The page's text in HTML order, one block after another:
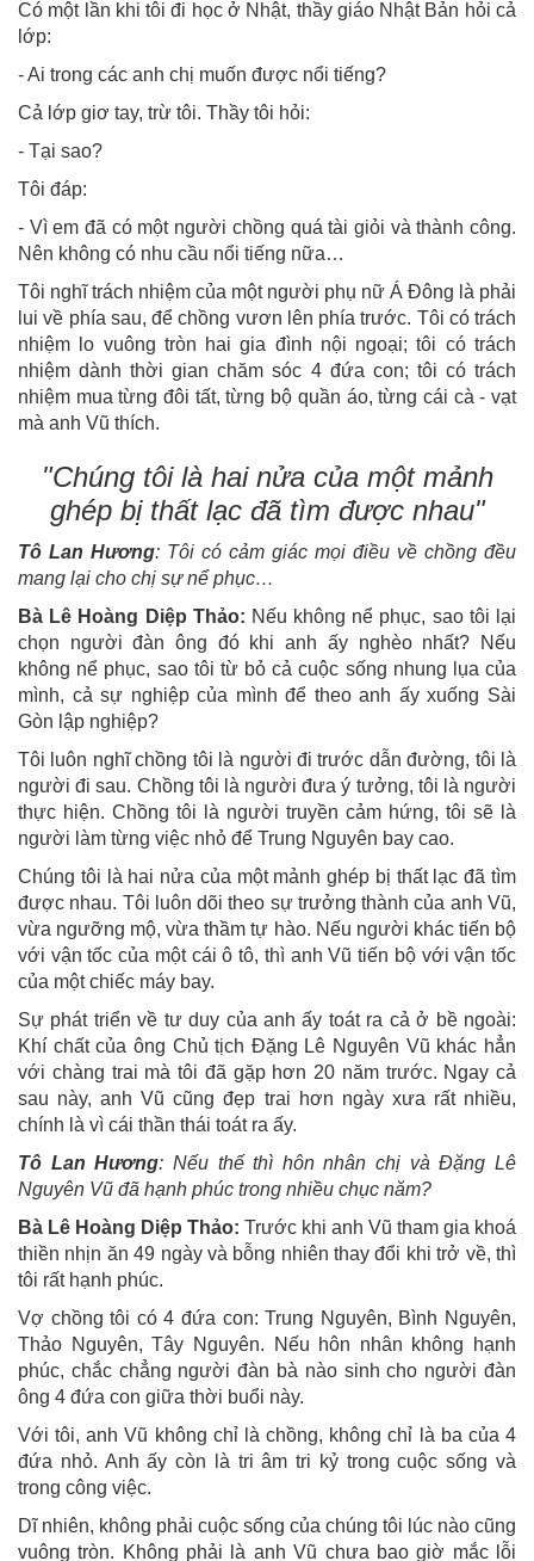
Có một lần khi tôi đi học ở Nhật, thầy giáo Nhật Bản hỏi cả
lớp:
- Ai trong các anh chị muốn được nổi tiếng?
Cả lớp giơ tay, trừ tôi. Thầy tôi hỏi:
- Tại sao?
Tôi đáp:
- Vì em đã có một người chồng quá tài giỏi và thành công.
Nên không có nhu cầu nổi tiếng nữa…
Tôi nghĩ trách nhiệm của một người phụ nữ Á Đông là phải
lui về phía sau, để chồng vươn lên phía trước. Tôi có trách
nhiệm lo vuông tròn hai gia đình nội ngoại; tôi có trách
nhiệm dành thời gian chăm sóc 4 đứa con; tôi có trách
nhiệm mua từng đôi tất, từng bộ quần áo, từng cái cà - vạt
mà anh Vũ thích.
"Chúng tôi là hai nửa của một mảnh
ghép bị thất lạc đã tìm được nhau"
Tô Lan Hương: Tôi có cảm giác mọi điều về chồng đều
mang lại cho chị sự nể phục…
Bà Lê Hoàng Diệp Thảo: Nếu không nể phục, sao tôi lại
chọn người đàn ông đó khi anh ấy nghèo nhất? Nếu
không nể phục, sao tôi từ bỏ cả cuộc sống nhung lụa của
mình, cả sự nghiệp của mình để theo anh ấy xuống Sài
Gòn lập nghiệp?
Tôi luôn nghĩ chồng tôi là người đi trước dẫn đường, tôi là
người đi sau. Chồng tôi là người đưa ý tưởng, tôi là người
thực hiện. Chồng tôi là người truyền cảm hứng, tôi sẽ là
người làm từng việc nhỏ để Trung Nguyên bay cao.
Chúng tôi là hai nửa của một mảnh ghép bị thất lạc đã tìm
được nhau. Tôi luôn dõi theo sự trưởng thành của anh Vũ,
vừa ngưỡng mộ, vừa thầm tự hào. Nếu người khác tiến bộ
với vận tốc của một cái ô tô, thì anh Vũ tiến bộ với vận tốc
của một chiếc máy bay.
Sự phát triển về tư duy của anh ấy toát ra cả ở bề ngoài:
Khí chất của ông Chủ tịch Đặng Lê Nguyên Vũ khác hẳn
với chàng trai mà tôi đã gặp hơn 20 năm trước. Ngay cả
sau này, anh Vũ cũng đẹp trai hơn ngày xưa rất nhiều,
chính là vì cái thần thái toát ra ấy.
Tô Lan Hương: Nếu thế thì hôn nhân chị và Đặng Lê
Nguyên Vũ đã hạnh phúc trong nhiều chục năm?
Bà Lê Hoàng Diệp Thảo: Trước khi anh Vũ tham gia khoá
thiền nhịn ăn 49 ngày và bỗng nhiên thay đổi khi trở về, thì
tôi rất hạnh phúc.
Vợ chồng tôi có 4 đứa con: Trung Nguyên, Bình Nguyên,
Thảo Nguyên, Tây Nguyên. Nếu hôn nhân không hạnh
phúc, chắc chẳng người đàn bà nào sinh cho người đàn
ông 4 đứa con giữa thời buổi này.
Với tôi, anh Vũ không chỉ là chồng, không chỉ là ba của 4
đứa nhỏ. Anh ấy còn là tri âm tri kỷ trong cuộc sống và
trong công việc.
Dĩ nhiên, không phải cuộc sống của chúng tôi lúc nào cũng
vuông tròn. Không phải là anh Vũ chưa bao giờ mắc lỗi